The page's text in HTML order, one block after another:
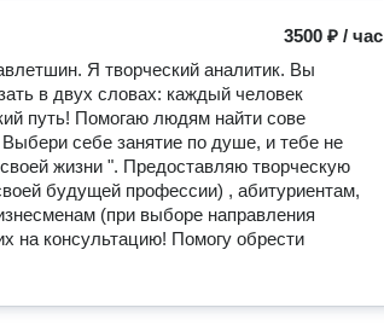
3500 ₽ /час
Я творческий аналитик. Вы
в двух словах: каждый человек
путь! Помогаю людям найти сове
себе занятие по душе, и тебе не
жизни ". Предоставляю творческую
будущей профессии) , абитуриентам,
(при выборе направления
на консультацию! Помогу обрести